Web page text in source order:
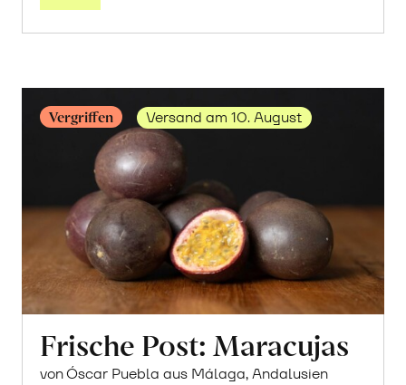
Vergriffen Versand am 10. August
Frische Post: Maracujas
von Óscar Puebla aus Málaga, Andalusien